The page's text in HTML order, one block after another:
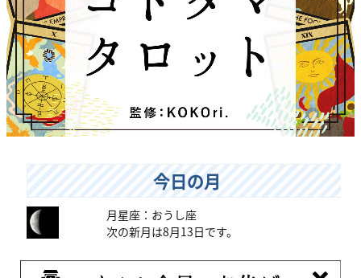
今日の月
月星座：おうし座
次の新月は8月13日です。